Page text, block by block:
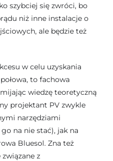
szybciej się zwróci, bo
niż inne instalacje o
ale będzie też
w celu uzyskania
to fachowa
wiedzę teoretyczną
projektant PV zwykle
narzędziami
na nie stać), jak na
Bluesol. Zna też
z